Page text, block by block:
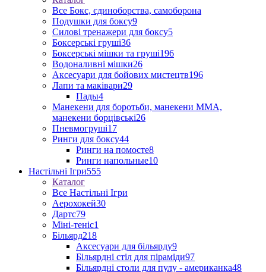
Все Бокс, єдиноборства, самоборона
Подушки для боксу9
Силові тренажери для боксу5
Боксерські груші36
Боксерські мішки та груші196
Водоналивні мішки26
Аксесуари для бойових мистецтв196
Лапи та маківари29
Пады4
Манекени для боротьби, манекени ММА,
манекени борцівські26
Пневмогруші17
Ринги для боксу44
Ринги на помосте8
Ринги напольные10
Настільні Ігри555
Каталог
Все Настільні Ігри
Аерохокей30
Дартс79
Міні-теніс1
Більярд218
Аксесуари для більярду9
Більярдні стіл для піраміди97
Більярдні столи для пулу - американка48